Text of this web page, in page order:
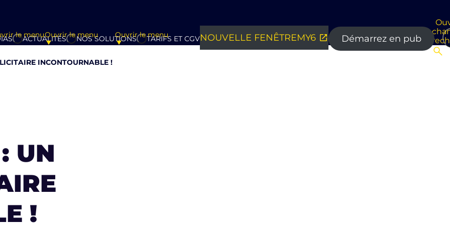
le menu
ACTUALITÉSOuvrir le menuNOS SOLUTIONSOuvrir le menuTARIFS ET CGVNOUVELLE FENÊTREMY6 Démarrez en pub
INCONTOURNABLE !
UN
!